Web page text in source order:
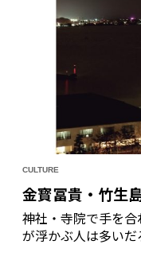
CULTURE
金寳冨貴・竹生
神社・寺院で手を
が浮かぶ人は多い